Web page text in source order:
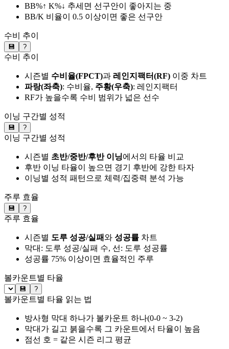
BB%↑ K%↓ 추세면 선구안이 좋아지는 중
BB/K 비율이 0.5 이상이면 좋은 선구안
수비 추이
💾 ?
수비 추이
시즌별 수비율(FPCT)과 레인지팩터(RF) 이중 차트
파랑(좌축): 수비율, 주황(우축): 레인지팩터
RF가 높을수록 수비 범위가 넓은 선수
이닝 구간별 성적
💾 ?
이닝 구간별 성적
시즌별 초반/중반/후반 이닝에서의 타율 비교
후반 이닝 타율이 높으면 경기 후반에 강한 타자
이닝별 성적 패턴으로 체력/집중력 분석 가능
주루 효율
💾 ?
주루 효율
시즌별 도루 성공/실패와 성공률 차트
막대: 도루 성공/실패 수, 선: 도루 성공률
성공률 75% 이상이면 효율적인 주루
볼카운트별 타율
💾 ?
볼카운트별 타율 읽는 법
방사형 막대 하나가 볼카운트 하나(0-0 ~ 3-2)
막대가 길고 붉을수록 그 카운트에서 타율이 높음
점선 호 = 같은 시즌 리그 평균